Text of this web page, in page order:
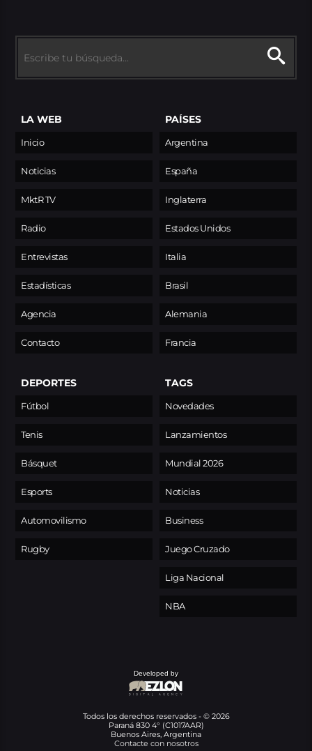
LA WEB
Inicio
Noticias
MktR TV
Radio
Entrevistas
Estadísticas
Agencia
Contacto
PAÍSES
Argentina
España
Inglaterra
Estados Unidos
Italia
Brasil
Alemania
Francia
DEPORTES
Fútbol
Tenis
Básquet
Esports
Automovilismo
Rugby
TAGS
Novedades
Lanzamientos
Mundial 2026
Noticias
Business
Juego Cruzado
Liga Nacional
NBA
Developed by
Todos los derechos reservados - © 2026
Paraná 830 4° (C1017AAR)
Buenos Aires, Argentina
Contacte con nosotros